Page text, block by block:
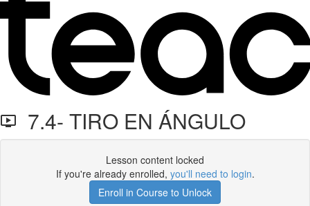
7.4- TIRO EN ÁNGULO
Lesson content locked
If you're already enrolled, you'll need to login.
Enroll in Course to Unlock